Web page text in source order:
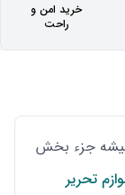
خرید امن و
راحت
جزء بخش
تحریر